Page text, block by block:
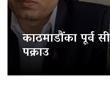
काठमाडौंका पूर्व
पक्राउ